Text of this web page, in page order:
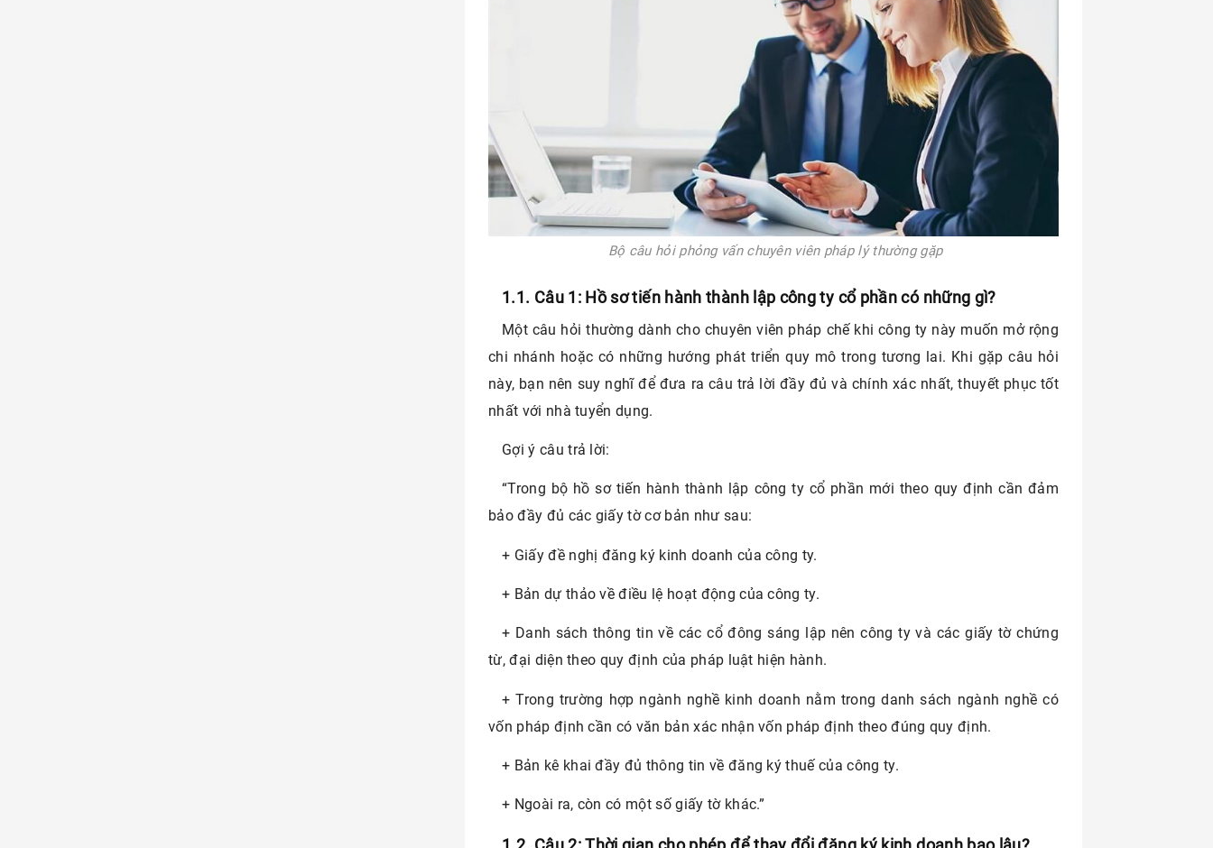
Bộ câu hỏi phỏng vấn chuyên viên pháp lý thường gặp
1.1. Câu 1: Hồ sơ tiến hành thành lập công ty cổ phần có những gì?
Một câu hỏi thường dành cho chuyên viên pháp chế khi công ty này muốn mở rộng
chi nhánh hoặc có những hướng phát triển quy mô trong tương lai. Khi gặp câu hỏi
này, bạn nên suy nghĩ để đưa ra câu trả lời đầy đủ và chính xác nhất, thuyết phục tốt
nhất với nhà tuyển dụng.
Gợi ý câu trả lời:
“Trong bộ hồ sơ tiến hành thành lập công ty cổ phần mới theo quy định cần đảm
bảo đầy đủ các giấy tờ cơ bản như sau:
+ Giấy đề nghị đăng ký kinh doanh của công ty.
+ Bản dự thảo về điều lệ hoạt động của công ty.
+ Danh sách thông tin về các cổ đông sáng lập nên công ty và các giấy tờ chứng
từ, đại diện theo quy định của pháp luật hiện hành.
+ Trong trường hợp ngành nghề kinh doanh nằm trong danh sách ngành nghề có
vốn pháp định cần có văn bản xác nhận vốn pháp định theo đúng quy định.
+ Bản kê khai đầy đủ thông tin về đăng ký thuế của công ty.
+ Ngoài ra, còn có một số giấy tờ khác.”